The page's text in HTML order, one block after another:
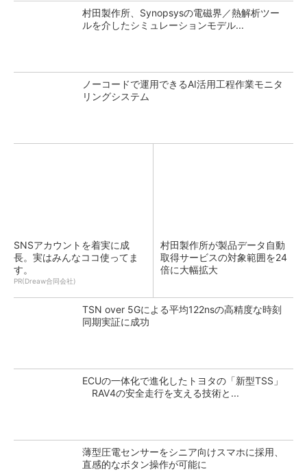
村田製作所、Synopsysの電磁界／熱解析ツー
ルを介したシミュレーションモデル...
ノーコードで運用できるAI活用工程作業モニタ
リングシステム
SNSアカウントを着実に成
長。実はみんなココ使ってま
す。
PR(Dreaw合同会社)
村田製作所が製品データ自動
取得サービスの対象範囲を24
倍に大幅拡大
TSN over 5Gによる平均122nsの高精度な時刻
同期実証に成功
ECUの一体化で進化したトヨタの「新型TSS」
RAV4の安全走行を支える技術と...
薄型圧電センサーをシニア向けスマホに採用、
直感的なボタン操作が可能に